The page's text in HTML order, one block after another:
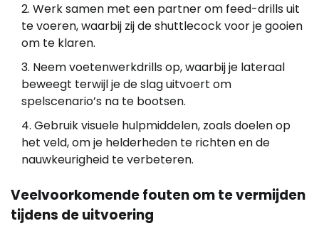
Werk samen met een partner om feed-drills uit
te voeren, waarbij zij de shuttlecock voor je gooien
om te klaren.
Neem voetenwerkdrills op, waarbij je lateraal
beweegt terwijl je de slag uitvoert om
spelscenario’s na te bootsen.
Gebruik visuele hulpmiddelen, zoals doelen op
het veld, om je helderheden te richten en de
nauwkeurigheid te verbeteren.
Veelvoorkomende fouten om te vermijden
tijdens de uitvoering